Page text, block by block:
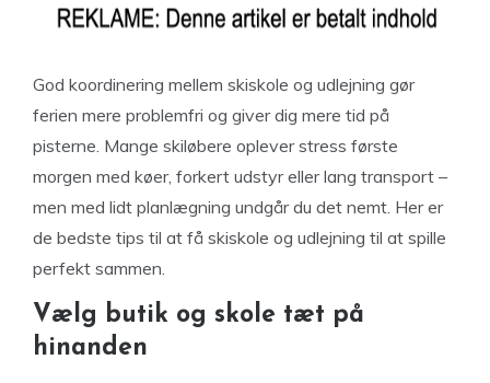
God koordinering mellem skiskole og udlejning gør
ferien mere problemfri og giver dig mere tid på
pisterne. Mange skiløbere oplever stress første
morgen med køer, forkert udstyr eller lang transport –
men med lidt planlægning undgår du det nemt. Her er
de bedste tips til at få skiskole og udlejning til at spille
perfekt sammen.
Vælg butik og skole tæt på
hinanden